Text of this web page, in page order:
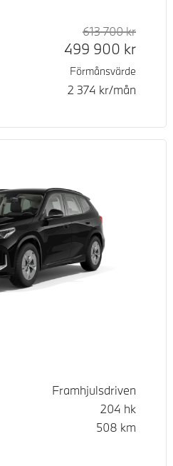
Rek.
613 700kr
499 900 kr
Förmånsvärde
2 374 kr/mån
Framhjulsdriven
204 hk
508 km